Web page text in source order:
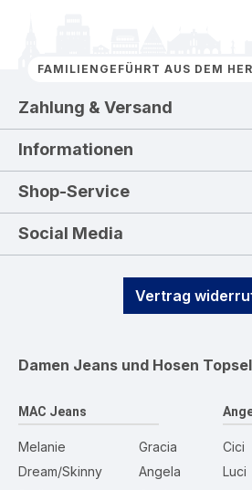
FAMILIENGEFÜHRT AUS DEM
Zahlung & Versand
Informationen
Shop-Service
Social Media
Vertrag
Damen Jeans und Hosen
MAC Jeans
Melanie
Dream/Skinny
Gracia
Angela
Cici
Luci